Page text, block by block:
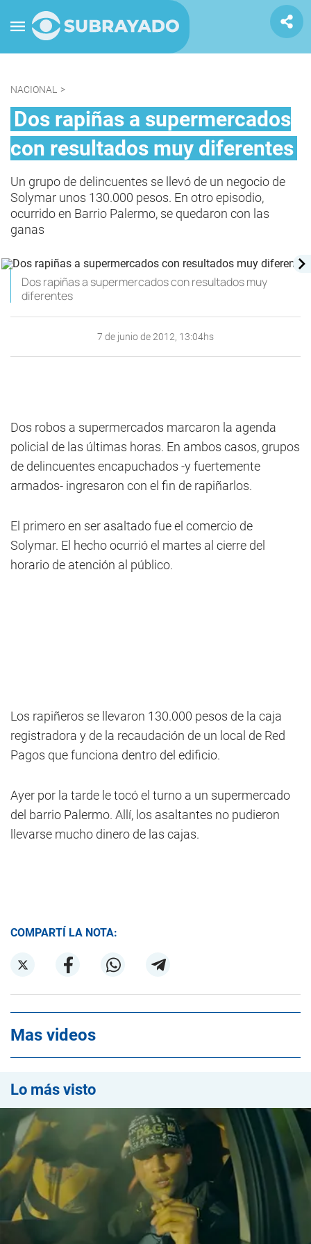
NACIONAL >
Dos rapiñas a supermercados
con resultados muy diferentes
Un grupo de delincuentes se llevó de un negocio de
Solymar unos 130.000 pesos. En otro episodio,
ocurrido en Barrio Palermo, se quedaron con las
ganas
Dos rapiñas a supermercados con resultados muy
diferentes
7 de junio de 2012, 13:04hs
Dos robos a supermercados marcaron la agenda
policial de las últimas horas. En ambos casos, grupos
de delincuentes encapuchados -y fuertemente
armados- ingresaron con el fin de rapiñarlos.
El primero en ser asaltado fue el comercio de
Solymar. El hecho ocurrió el martes al cierre del
horario de atención al público.
Los rapiñeros se llevaron 130.000 pesos de la caja
registradora y de la recaudación de un local de Red
Pagos que funciona dentro del edificio.
Ayer por la tarde le tocó el turno a un supermercado
del barrio Palermo. Allí, los asaltantes no pudieron
llevarse mucho dinero de las cajas.
COMPARTÍ LA NOTA:
Mas videos
Lo más visto